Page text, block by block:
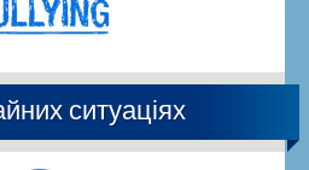
ситуаціях